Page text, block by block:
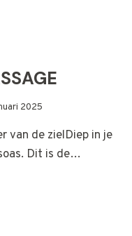
2025
van de zielDiep in je
Dit is de…